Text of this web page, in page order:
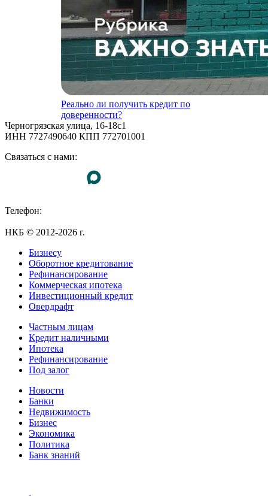
Реально ли получить кредит по
доверенности?
Черногрязская улица, 16-18с1
ИНН 7727490640 КПП 772701001
Связаться с нами:
Телефон:
НКБ © 2012-2026 г.
Бизнесу
Оборотное кредитование
Рефинансирование
Коммерческая ипотека
Инвестиционный кредит
Овердрафт
Частным лицам
Кредит наличными
Ипотека
Рефинансирование
Под залог
Новости
Банки
Недвижимость
Бизнес
Экономика
Политика
Банк знаний